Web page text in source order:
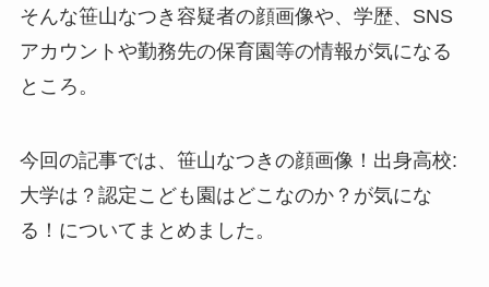
そんな笹山なつき容疑者の顔画像や、学歴、SNS
アカウントや勤務先の保育園等の情報が気になる
ところ。
今回の記事では、笹山なつきの顔画像！出身高校:
大学は？認定こども園はどこなのか？が気にな
る！についてまとめました。